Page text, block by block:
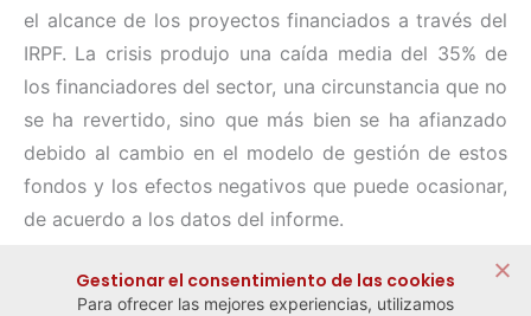
el alcance de los proyectos financiados a través del
IRPF. La crisis produjo una caída media del 35% de
los financiadores del sector, una circunstancia que no
se ha revertido, sino que más bien se ha afianzado
debido al cambio en el modelo de gestión de estos
fondos y los efectos negativos que puede ocasionar,
de acuerdo a los datos del informe.
Gestionar el consentimiento de las cookies
Para ofrecer las mejores experiencias, utilizamos